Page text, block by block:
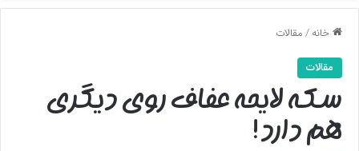
خانه/مقالات
مقالات
سکه لایحه عفاف روی دیگری
هم دارد!